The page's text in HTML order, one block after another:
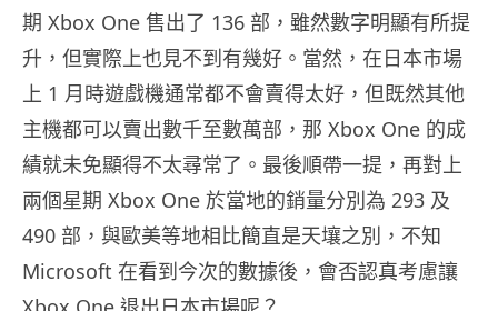
期 Xbox One 售出了 136 部，雖然數字明顯有所提
升，但實際上也見不到有幾好。當然，在日本市場
上 1 月時遊戲機通常都不會賣得太好，但既然其他
主機都可以賣出數千至數萬部，那 Xbox One 的成
績就未免顯得不太尋常了。最後順帶一提，再對上
兩個星期 Xbox One 於當地的銷量分別為 293 及
490 部，與歐美等地相比簡直是天壤之別，不知
Microsoft 在看到今次的數據後，會否認真考慮讓